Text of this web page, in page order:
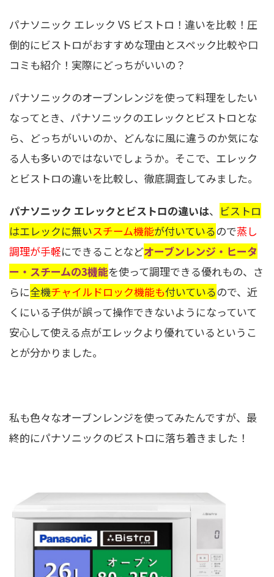
パナソニック エレック VS ビストロ！違いを比較！圧
倒的にビストロがおすすめな理由とスペック比較や口
コミも紹介！実際にどっちがいいの？
パナソニックのオーブンレンジを使って料理をしたい
なってとき、パナソニックのエレックとビストロとな
ら、どっちがいいのか、どんなに風に違うのか気にな
る人も多いのではないでしょうか。そこで、エレック
とビストロの違いを比較し、徹底調査してみました。
パナソニック エレックとビストロの違いは、 ビストロ
はエレックに無いスチーム機能が付いているので蒸し
調理が手軽にできることなどオーブンレンジ・ヒータ
ー・スチームの3機能を使って調理できる優れもの、さ
らに全機チャイルドロック機能も付いているので、近
くにいる子供が誤って操作できないようになっていて
安心して使える点がエレックより優れているというこ
とが分かりました。
私も色々なオーブンレンジを使ってみたんですが、最
終的にパナソニックのビストロに落ち着きました！